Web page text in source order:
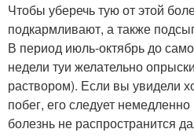
Чтобы уберечь тую от этой
подкармливают, а также
В период июль-октябрь до
недели туи желательно
раствором). Если вы увидели
побег, его следует
болезнь не распространится